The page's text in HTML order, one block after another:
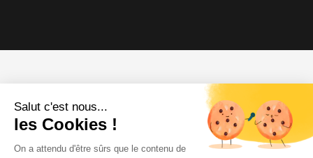
Salut c'est nous...
les Cookies !
On a attendu d'être sûrs que le contenu de